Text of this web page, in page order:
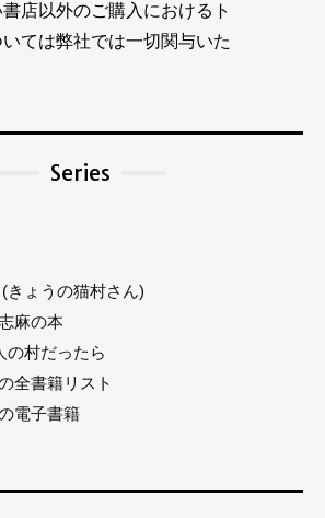
店以外のご購入におけるト
ては弊社では一切関与いた
Series
(きょうの猫村さん)
麻の本
の村だったら
全書籍リスト
電子書籍